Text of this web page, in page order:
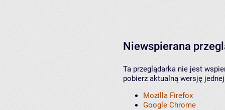
Niewspierana
Ta przeglądarka nie jest
pobierz aktualną wersję
Mozilla Firefox
Google Chrome